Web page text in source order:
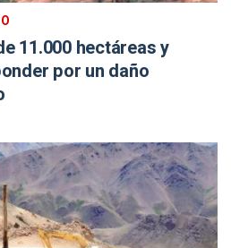
11.000 hectáreas y
por un daño